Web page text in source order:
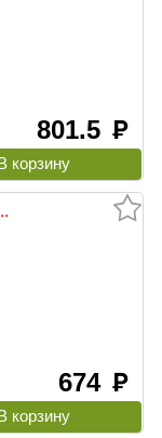
801.5 руб
674 руб